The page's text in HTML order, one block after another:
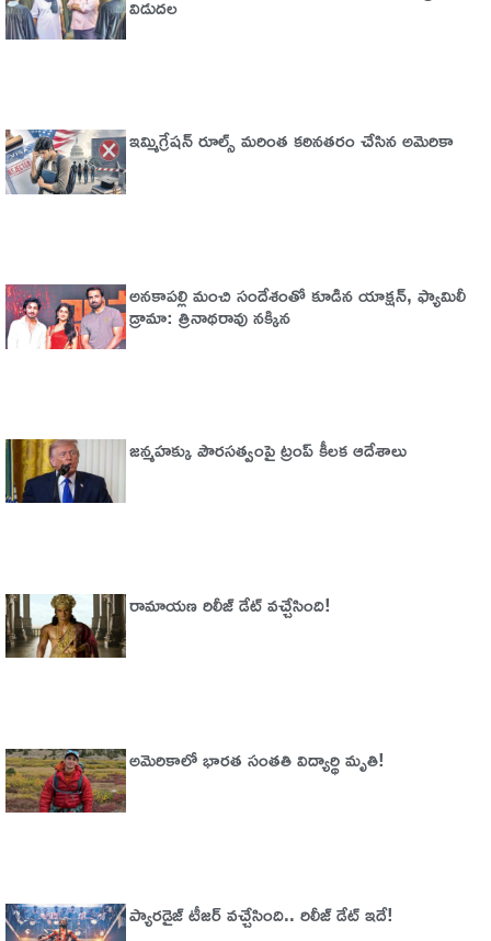
విడుదల
ఇమ్మిగ్రేషన్‌ రూల్స్‌ మరింత కఠినతరం చేసిన అమెరికా
అనకాపల్లి మంచి సందేశంతో కూడిన యాక్షన్, ఫ్యామిలీ
డ్రామా: త్రినాథరావు నక్కిన
జన్మహక్కు పౌరసత్వంపై ట్రంప్ కీలక ఆదేశాలు
రామాయణ రిలీజ్ డేట్ వచ్చేసింది!
అమెరికాలో భార‌త సంత‌తి విద్యార్థి మృతి!
ప్యారడైజ్‌ టీజర్‌ వచ్చేసింది.. రిలీజ్‌ డేట్‌ ఇదే!